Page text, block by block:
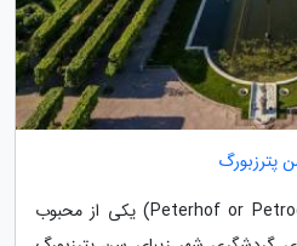
پترزبورگ
پارک یا کاخ پترهوف (Peterhof or Petrodvorets) یکی از محبوب